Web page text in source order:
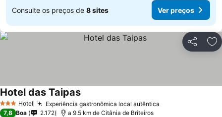
Consulte os preços de 8 sites Ver preços
Partilhar
3 EstrelasHotel Experiência gastronômica local autêntica
Hotel das Taipas
7,8 Boa 2.172 a 9.5 km de Citânia de Briteiros